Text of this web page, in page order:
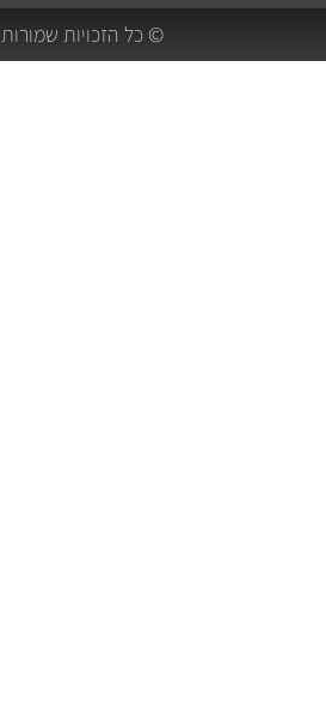
© כל הזכויות שמורות 2024